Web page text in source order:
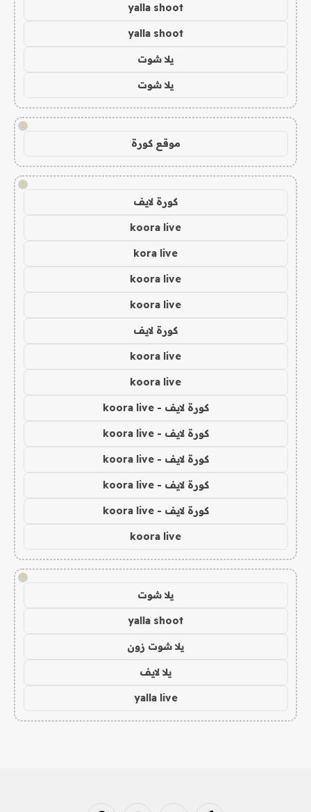
yalla shoot
yalla shoot
يلا شوت
يلا شوت
!
موقع كورة
!
كورة لايف
koora live
kora live
koora live
koora live
كورة لايف
koora live
koora live
كورة لايف - koora live
كورة لايف - koora live
كورة لايف - koora live
كورة لايف - koora live
كورة لايف - koora live
koora live
!
يلا شوت
yalla shoot
يلا شوت زون
يلا لايف
yalla live